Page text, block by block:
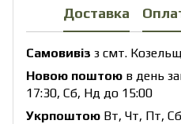
Доставка
Самовивіз з смт.
Новою поштою в день
17:30, Сб, Нд до 15:00
Укрпоштою Вт, Чт, Пт,